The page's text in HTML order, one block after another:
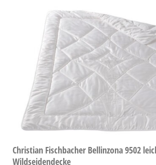
Christian Fischbacher Bellinzona 9502
Wildseidendecke